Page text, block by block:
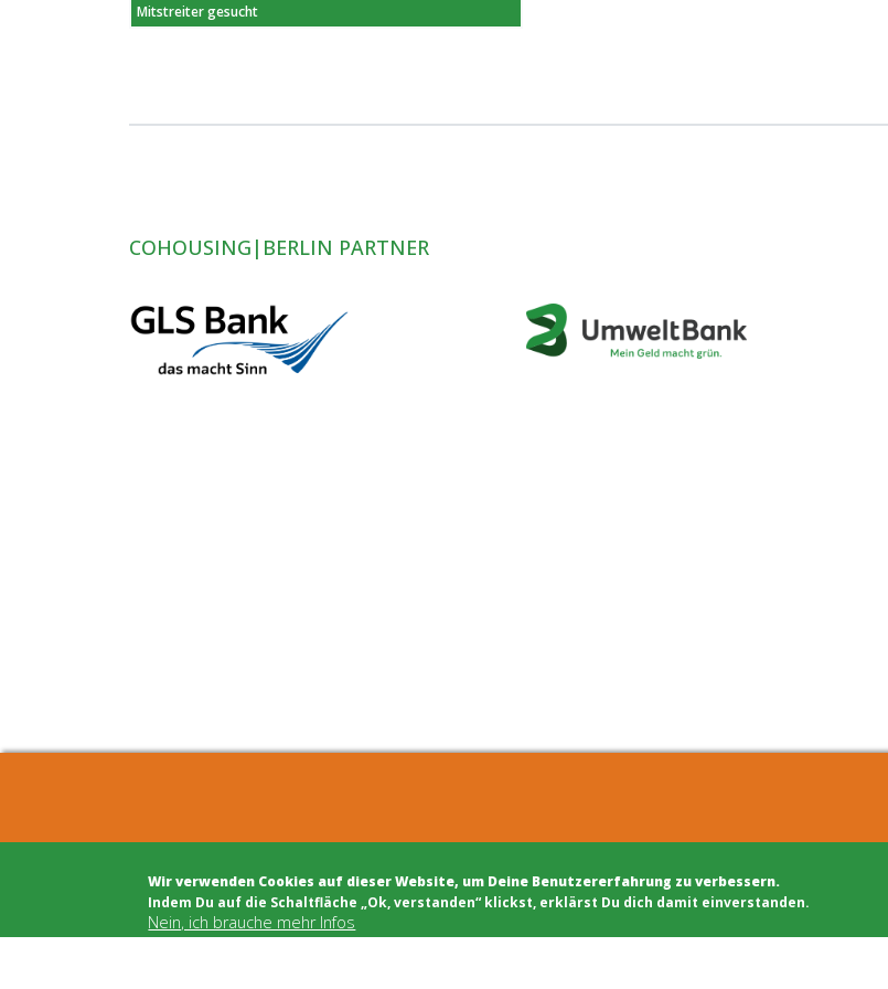
Mitstreiter gesucht
COHOUSING|BERLIN PARTNER
COHOUSING BERLIN GBR
c/o Winfried Härtel
Oranienplatz 5
10999 Berlin
Architekten
Projektentwicklung
Projektsteuerung
Rechtsberatung
Schwarzes Brett
Bauhandwerk
Genossenschaften
Wir verwenden Cookies auf dieser Website, um Deine Benutzererfahrung zu verbessern.
​Indem Du auf die Schaltfläche „Ok, verstanden“ klickst, erklärst Du dich damit einverstanden.
Nein, ich brauche mehr Infos